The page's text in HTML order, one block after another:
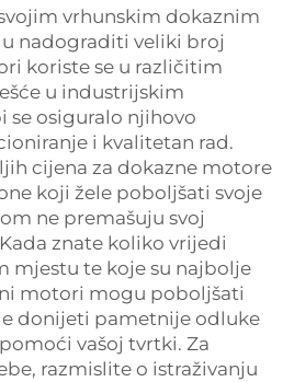
vrhunskim dokaznim
nadograditi veliki broj
koriste se u različitim
u industrijskim
se osiguralo njihovo
i kvalitetan rad.
cijena za dokazne motore
koji žele poboljšati svoje
ne premašuju svoj
znate koliko vrijedi
mjestu te koje su najbolje
motori mogu poboljšati
donijeti pametnije odluke
vašoj tvrtki. Za
razmislite o istraživanju